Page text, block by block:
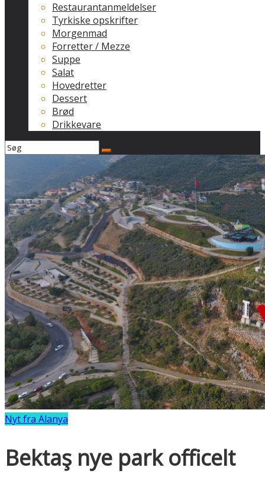
Restaurantanmeldelser
Tyrkiske opskrifter
Morgenmad
Forretter / Mezze
Suppe
Salat
Hovedretter
Dessert
Brød
Drikkevare
Nyt fra Alanya
Bektaş nye park officelt